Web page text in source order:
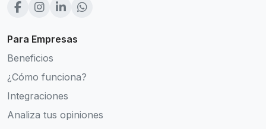
Para Empresas
Beneficios
¿Cómo funciona?
Integraciones
Analiza tus opiniones